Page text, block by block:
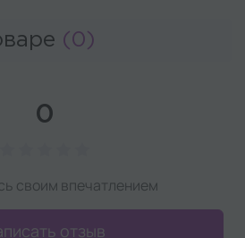
(0)
0
своим впечатлением
отзыв